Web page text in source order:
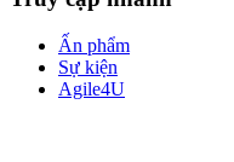
Ấn phẩm
Sự kiện
Agile4U